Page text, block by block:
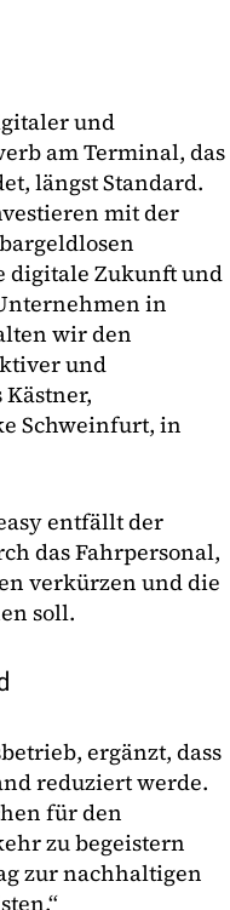
und
am Terminal, das
längst Standard.
mit der
digitale Zukunft und
in
wir den
und
Schweinfurt, in
entfällt der
das Fahrpersonal,
verkürzen und die
soll.
ergänzt, dass
reduziert werde.
für den
zu begeistern
zur nachhaltigen